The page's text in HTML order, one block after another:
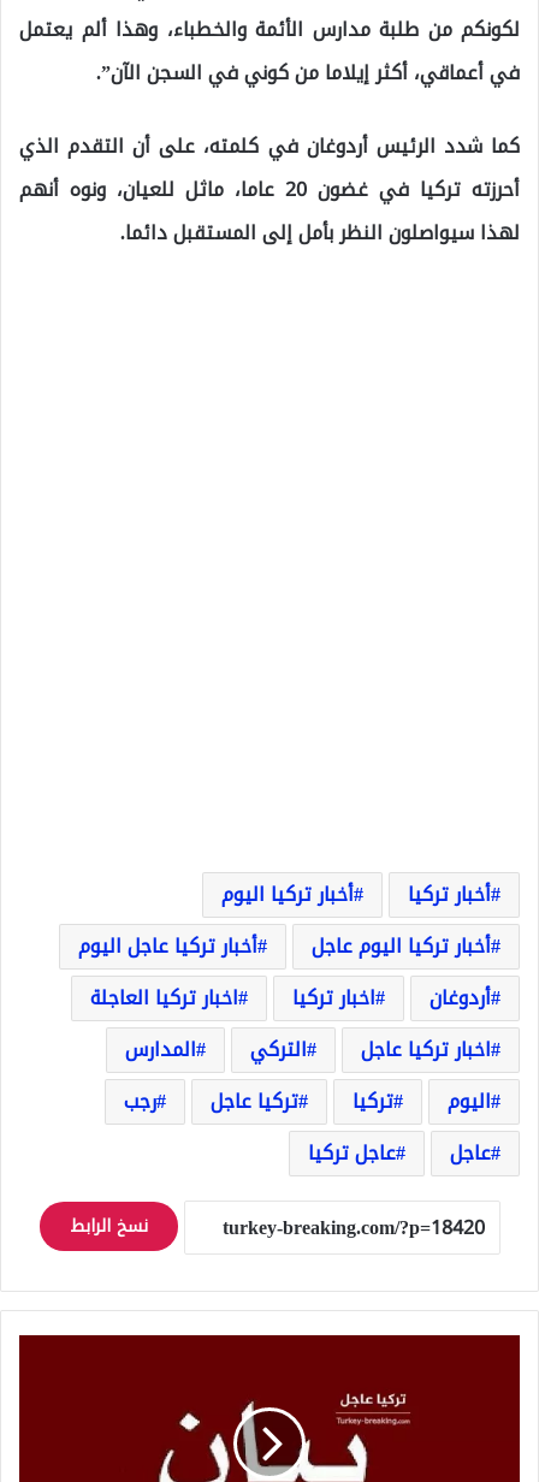
لكونكم من طلبة مدارس الأئمة والخطباء، وهذا ألم يعتمل
في أعماقي، أكثر إيلاما من كوني في السجن الآن”.
كما شدد الرئيس أردوغان في كلمته، على أن التقدم الذي
أحرزته تركيا في غضون 20 عاما، ماثل للعيان، ونوه أنهم
لهذا سيواصلون النظر بأمل إلى المستقبل دائما.
أخبار تركيا
أخبار تركيا اليوم
أخبار تركيا اليوم عاجل
أخبار تركيا عاجل اليوم
أردوغان
اخبار تركيا
اخبار تركيا العاجلة
اخبار تركيا عاجل
التركي
المدارس
اليوم
تركيا تركيا عاجل
رجب
عاجل
عاجل تركيا
نسخ الرابط